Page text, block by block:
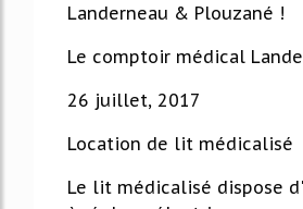
Landerneau & Plouzané !
Le comptoir médical
26 juillet, 2017
Location de lit médicalisé
Le lit médicalisé dispose